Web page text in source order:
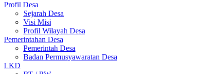
Profil Desa
Sejarah Desa
Visi Misi
Profil Wilayah Desa
Pemerintahan Desa
Pemerintah Desa
Badan Permusyawaratan Desa
LKD